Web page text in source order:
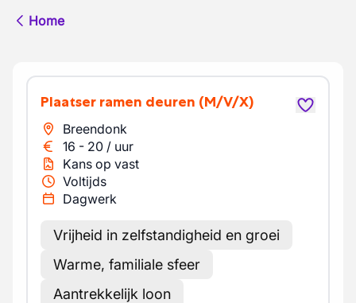
Home
Plaatser ramen deuren (M/V/X)
Breendonk
16 - 20 / uur
Kans op vast
Voltijds
Dagwerk
Vrijheid in zelfstandigheid en groei
Warme, familiale sfeer
Aantrekkelijk loon